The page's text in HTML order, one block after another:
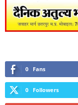
0 Fans
0 Followers